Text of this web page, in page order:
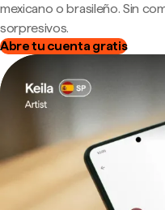
mexicano o brasileño. Sin
sorpresivos.
Abre tu cuenta gratis